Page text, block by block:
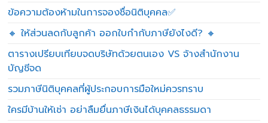
ข้อความต้องห้ามในการจองชื่อนิติบุคคล✅
🔸 ให้ส่วนลดกับลูกค้า ออกใบกำกับภาษียังไงดี? 🔸
ตารางเปรียบเทียบจดบริษัทด้วยตนเอง VS จ้างสำนักงาน
บัญชีจด
รวมภาษีนิติบุคคลที่ผู้ประกอบการมือใหม่ควรทราบ
ใครมีบ้านให้เช่า อย่าลืมยื่นภาษีเงินได้บุคคลธรรมดา